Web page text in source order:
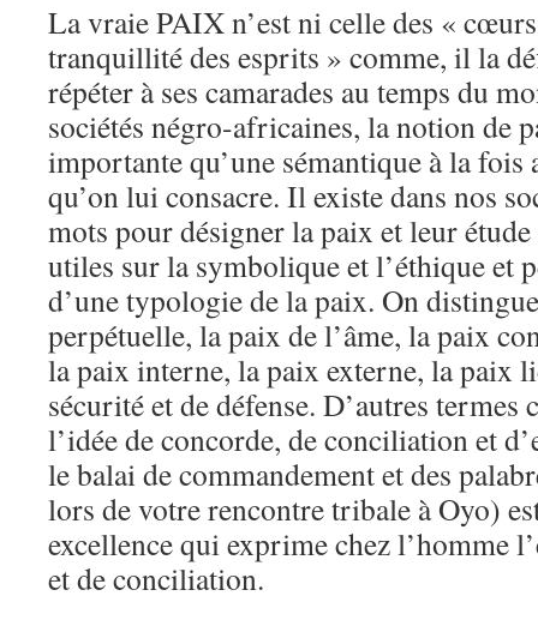
La vraie PAIX n’est ni celle des «
tranquillité des esprits » comme, il la
répéter à ses camarades au temps du
sociétés négro-africaines, la notion de
importante qu’une sémantique à la fois
qu’on lui consacre. Il existe dans nos
mots pour désigner la paix et leur
utiles sur la symbolique et l’éthique et
d’une typologie de la paix. On
perpétuelle, la paix de l’âme, la paix
la paix interne, la paix externe, la paix
sécurité et de défense. D’autres
l’idée de concorde, de conciliation et
le balai de commandement et des
lors de votre rencontre tribale à Oyo)
excellence qui exprime chez l’homme
et de conciliation.